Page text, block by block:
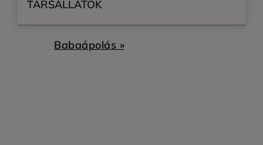
TÁRSÁLLATOK
Babaápolás »